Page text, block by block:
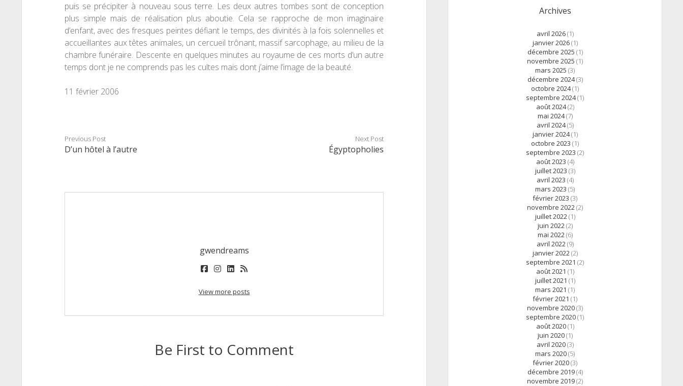
puis se précipiter à nouveau sous terre. Les deux autres tombes sont de conception
plus simple mais de réalisation plus aboutie. Cela se rapproche de mon imaginaire
d’enfant, avec des fresques peintes défiant le temps, des divinités à la fois solennelles et
accueillantes aux têtes animales, un cercueil trônant, massif sarcophage, au milieu de la
chambre funéraire. Descente en quelques minutes au royaume de ces morts d’un autre
temps dont je ne comprends pas les cultes mais dont j’aime l’image de la beauté.
11 février 2006
Previous Post
D’un hôtel à l’autre
Next Post
Égyptopholies
gwendreams
facebook
instagram
linkedin
rss
View more posts
Be First to Comment
Archives
avril 2026(1)
janvier 2026(1)
décembre 2025 (1)
novembre 2025 (1)
mars 2025 (3)
décembre 2024(3)
octobre 2024(1)
septembre 2024(1)
août 2024(2)
mai 2024(7)
avril 2024(5)
janvier 2024(1)
octobre 2023 (1)
septembre 2023 (2)
août 2023 (4)
juillet 2023 (3)
avril 2023 (4)
mars 2023 (5)
février 2023 (3)
novembre 2022(2)
juillet 2022(1)
juin 2022(2)
mai 2022(6)
avril 2022(9)
janvier 2022(2)
septembre 2021 (2)
août 2021 (1)
juillet 2021 (1)
mars 2021 (1)
février 2021 (1)
novembre 2020(3)
septembre 2020(1)
août 2020(1)
juin 2020(1)
avril 2020(3)
mars 2020(5)
février 2020(3)
décembre 2019(4)
novembre 2019(2)